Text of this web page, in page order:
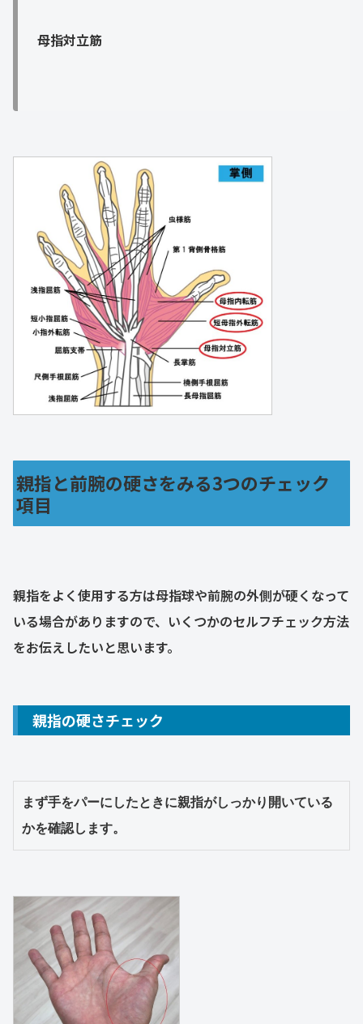
母指対立筋
親指と前腕の硬さをみる3つのチェック
項目
親指をよく使用する方は母指球や前腕の外側が硬くなって
いる場合がありますので、いくつかのセルフチェック方法
をお伝えしたいと思います。
親指の硬さチェック
まず手をパーにしたときに親指がしっかり開いている
かを確認します。